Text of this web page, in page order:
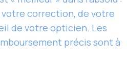
correction, de votre
de votre opticien. Les
précis sont à